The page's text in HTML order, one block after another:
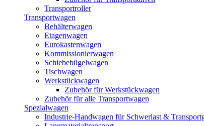
Transportroller
Transportwagen
Behälterwagen
Etagenwagen
Eurokastenwagen
Kommissionierwagen
Schiebebügelwagen
Tischwagen
Werkstückwagen
Zubehör für Werkstückwagen
Zubehör für alle Transportwagen
Spezialwagen
Industrie-Handwagen für Schwerlast &